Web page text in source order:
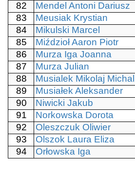
82
Mendel Antoni Dariusz
83
Meusiak Krystian
84
Mikulski Marcel
85
Miździoł Aaron Piotr
86
Murza Iga Joanna
87
Murza Julian
88
Musialek Mikolaj Michal
89
Musiałek Aleksander
90
Niwicki Jakub
91
Norkowska Dorota
92
Oleszczuk Oliwier
93
Olszok Laura Eliza
94
Orłowska Iga